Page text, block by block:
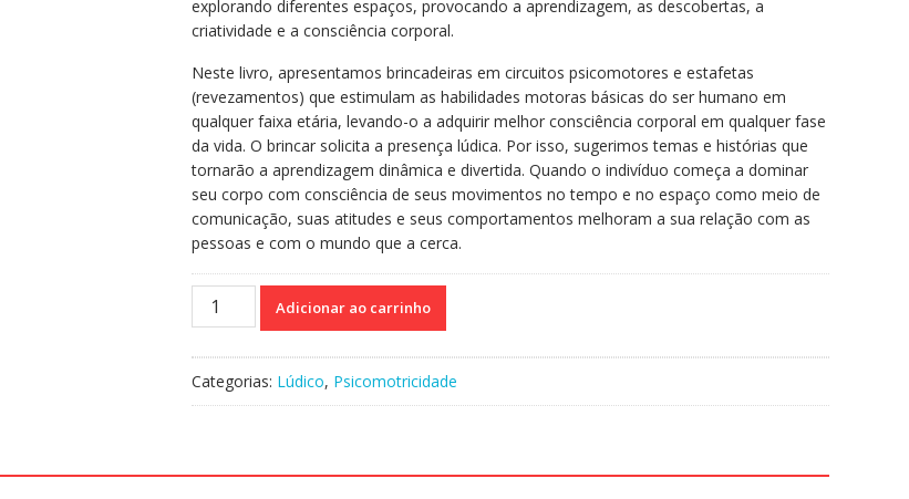
explorando diferentes espaços, provocando a aprendizagem, as descobertas, a
criatividade e a consciência corporal.
Neste livro, apresentamos brincadeiras em circuitos psicomotores e estafetas
(revezamentos) que estimulam as habilidades motoras básicas do ser humano em
qualquer faixa etária, levando-o a adquirir melhor consciência corporal em qualquer fase
da vida. O brincar solicita a presença lúdica. Por isso, sugerimos temas e histórias que
tornarão a aprendizagem dinâmica e divertida. Quando o indivíduo começa a dominar
seu corpo com consciência de seus movimentos no tempo e no espaço como meio de
comunicação, suas atitudes e seus comportamentos melhoram a sua relação com as
pessoas e com o mundo que a cerca.
Brincadeiras
as
Adicionar ao carrinho
Categorias: Lúdico, Psicomotricidade